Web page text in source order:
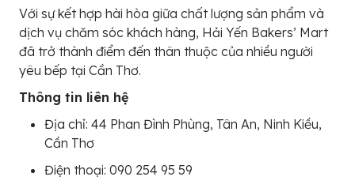
Với sự kết hợp hài hòa giữa chất lượng sản phẩm và
dịch vụ chăm sóc khách hàng, Hải Yến Bakers’ Mart
đã trở thành điểm đến thân thuộc của nhiều người
yêu bếp tại Cần Thơ.
Thông tin liên hệ
Địa chỉ: 44 Phan Đình Phùng, Tân An, Ninh Kiều,
Cần Thơ
Điện thoại: 090 254 95 59